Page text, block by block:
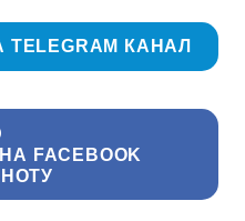
КАНАЛ
FACEBOOK